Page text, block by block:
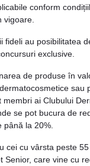
conform
vigoare.
fideli au posibilitatea
exclusive.
de produse în
sau
membri ai Clubului
se pot bucura de
până la 20%.
cei cu vârsta peste
Senior, care vine cu